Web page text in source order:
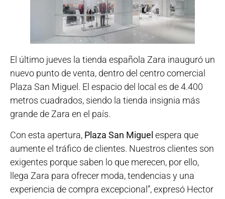
El último jueves la tienda española Zara inauguró un
nuevo punto de venta, dentro del centro comercial
Plaza San Miguel. El espacio del local es de 4.400
metros cuadrados, siendo la tienda insignia más
grande de Zara en el país.
Con esta apertura, Plaza San Miguel espera que
aumente el tráfico de clientes. Nuestros clientes son
exigentes porque saben lo que merecen, por ello,
llega Zara para ofrecer moda, tendencias y una
experiencia de compra excepcional”, expresó Hector